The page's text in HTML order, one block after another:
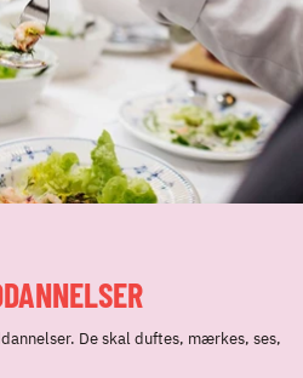
De skal duftes, mærkes, ses,